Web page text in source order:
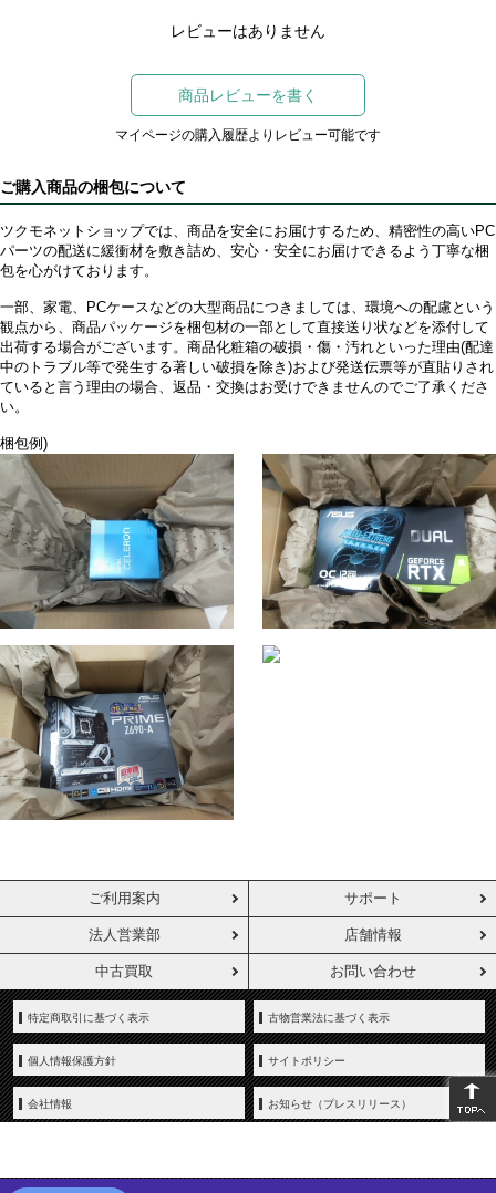
レビューはありません
商品レビューを書く
マイページの購入履歴よりレビュー可能です
ご購入商品の梱包について
ツクモネットショップでは、商品を安全にお届けするため、精密性の高いPC
パーツの配送に緩衝材を敷き詰め、安心・安全にお届けできるよう丁寧な梱
包を心がけております。
一部、家電、PCケースなどの大型商品につきましては、環境への配慮という
観点から、商品パッケージを梱包材の一部として直接送り状などを添付して
出荷する場合がございます。商品化粧箱の破損・傷・汚れといった理由(配達
中のトラブル等で発生する著しい破損を除き)および発送伝票等が直貼りされ
ていると言う理由の場合、返品・交換はお受けできませんのでご了承くださ
い。
梱包例)
ご利用案内 サポート
法人営業部 店舗情報
中古買取 お問い合わせ
特定商取引に基づく表示 古物営業法に基づく表示
個人情報保護方針 サイトポリシー
会社情報 お知らせ（プレスリリース）